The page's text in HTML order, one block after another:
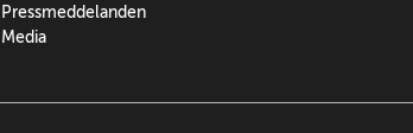
Pressmeddelanden
Media